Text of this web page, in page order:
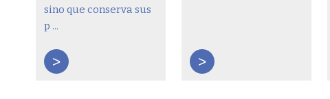
sino que conserva sus
p ...
> >